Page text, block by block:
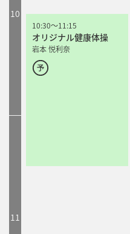
10:30～11:15
オリジナル健康体操
岩本 悦利奈
10:30～11:15
オリジナル健康体操
岩本 悦利奈
10
11